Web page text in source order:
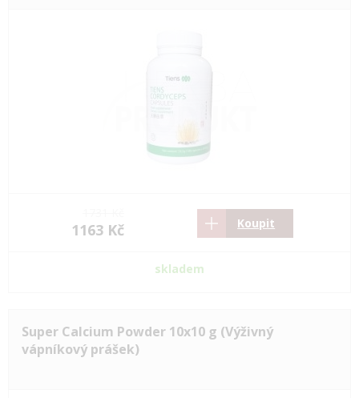
1163 Kč Koupit
skladem
Super Calcium Powder 10x10 g (Výživný
vápníkový prášek)